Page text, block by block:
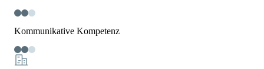
Kommunikative Kompetenz